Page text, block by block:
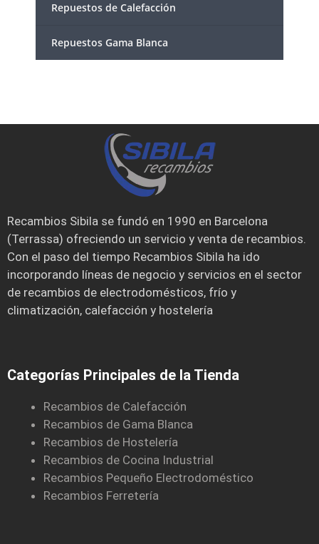
Repuestos de Calefacción
Repuestos Gama Blanca
Recambios Sibila se fundó en 1990 en Barcelona
(Terrassa) ofreciendo un servicio y venta de recambios.
Con el paso del tiempo Recambios Sibila ha ido
incorporando líneas de negocio y servicios en el sector
de recambios de electrodomésticos, frío y
climatización, calefacción y hostelería
Categorías Principales de la Tienda
Recambios de Calefacción
Recambios de Gama Blanca
Recambios de Hostelería
Recambios de Cocina Industrial
Recambios Pequeño Electrodoméstico
Recambios Ferretería